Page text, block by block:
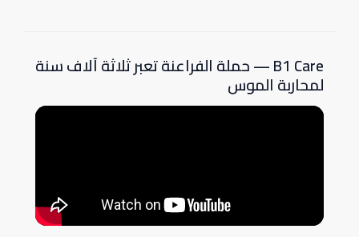
B1 Care — حملة الفراعنة تعبر ثلاثة آلاف سنة
لمحاربة الموس